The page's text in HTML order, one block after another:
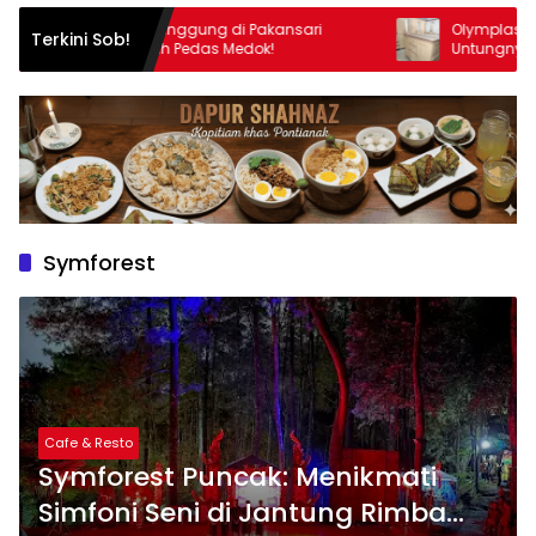
Terkini Sob!
Ada Mie Galunggung di Pakansari
dengan Kuah Pedas Medok!
Olymplast: Awet
Untungnya! Ada
Rp125 Ribu di
Symforest
Cafe & Resto
Symforest Puncak: Menikmati
Simfoni Seni di Jantung Rimba